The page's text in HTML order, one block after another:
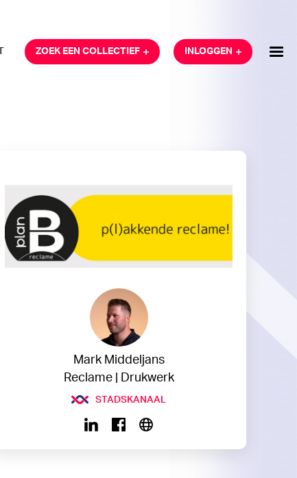
ZOEK EEN COLLECTIEF INLOGGEN
Mark Middeljans
Reclame | Drukwerk
STADSKANAAL